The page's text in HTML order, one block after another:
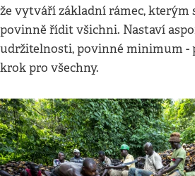
že vytváří základní rámec, kterým
povinně řídit všichni. Nastaví
udržitelnosti, povinné minimum -
krok pro všechny.